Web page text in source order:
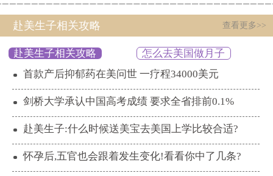
赴美生子相关攻略 查看更多>>
赴美生子相关攻略
怎么去美国做月子
首款产后抑郁药在美问世 一疗程34000美元
剑桥大学承认中国高考成绩 要求全省排前0.1%
赴美生子:什么时候送美宝去美国上学比较合适?
怀孕后,五官也会跟着发生变化!看看你中了几条?